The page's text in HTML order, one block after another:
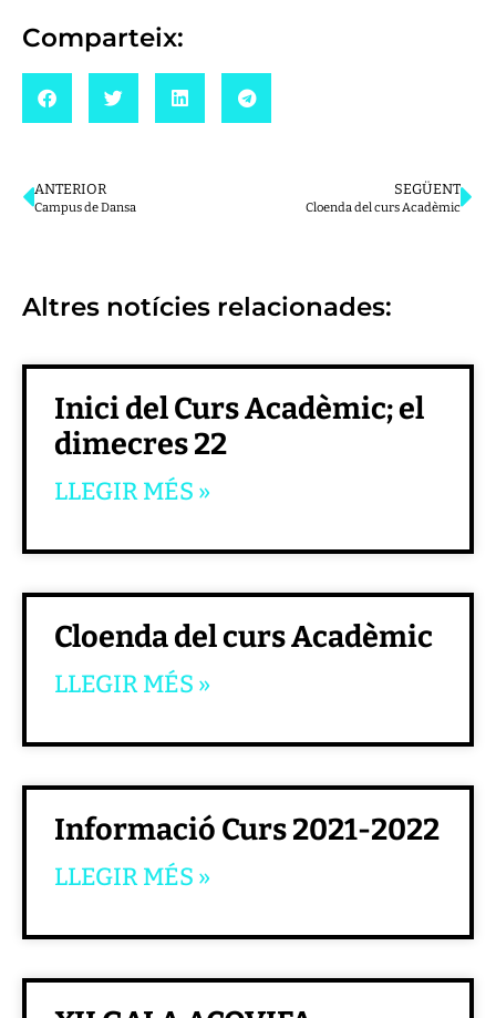
Comparteix:
ANTERIOR
Campus de Dansa
SEGÜENT
Cloenda del curs Acadèmic
Altres notícies relacionades:
Inici del Curs Acadèmic; el
dimecres 22
LLEGIR MÉS »
Cloenda del curs Acadèmic
LLEGIR MÉS »
Informació Curs 2021-2022
LLEGIR MÉS »